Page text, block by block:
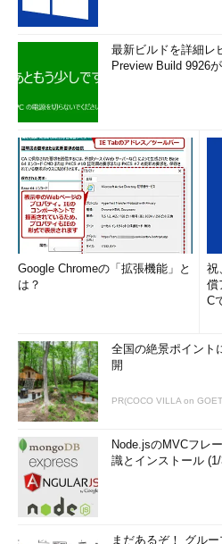
最新ビルドを詳細レ
Preview Build 9926
Google Chromeの「拡張機能」と
は？
祝
償
C
全国の絶景ポイント
開
PR(COCO VILLA on
Node.jsのMVCフレ
識とインストール
まだあるぞ！ グルー